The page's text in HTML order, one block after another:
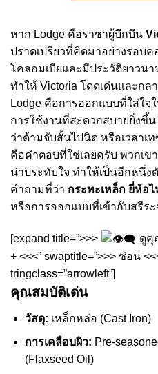
หาก Lodge คือราชาผู้บึกบึน
ปราดเปรียวที่คิดมาอย่างรอบ
โคลอมเบียและมีประวัติยาวน
ทำให้ Victoria โดดเด่นและกล
Lodge คือการออกแบบที่ใส่ใจ
การใช้งานที่สะดวกสบายยิ่งขึ้
ว่าด้ามจับสั้นไปนิด หรือเวลาเ
คือคำตอบที่ใช่เลยครับ พวกเข
น่าประทับใจ ทำให้เป็นอีกหนึ่ง
คำถามที่ว่า กระทะเหล็ก ยี่ห้อ
หรือการออกแบบที่เข้ากับสรีร
[expand title=”>>>
ดูคุ
+ <<<” swaptitle=”>>> ซ่อน
tringclass=”arrowleft”]
คุณสมบัติเด่น
วัสดุ: เหล็กหล่อ (Cast Iron)
การเคลือบผิว: Pre-
(Flaxseed Oil)